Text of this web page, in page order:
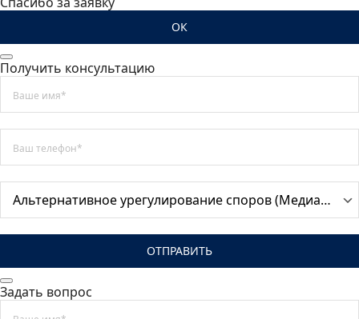
ОК
Получить консультацию
ОТПРАВИТЬ
Задать вопрос